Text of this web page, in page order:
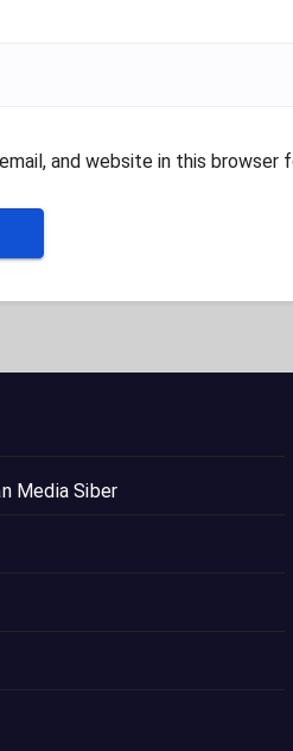
and website in this
Media Siber